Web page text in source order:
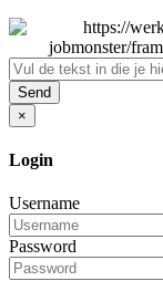
Send
×
Login
Username
Password